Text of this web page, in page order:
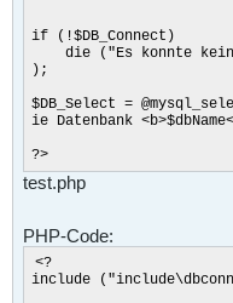
if (!$DB_Connect)
die ("Es konnte keine
);
$DB_Select =
ie Datenbank
?>
test.php
PHP-Code:
<?
include